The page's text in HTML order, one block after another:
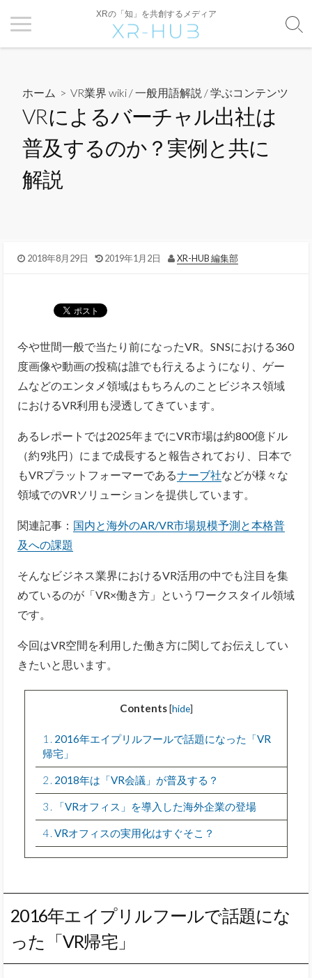
XRの「知」を共創するメディア
ホーム >VR業界 wiki / 一般用語解説 /学ぶコンテンツ
VRによるバーチャル出社は
普及するのか？実例と共に
解説
2018年8月29日 2019年1月2日 XR-HUB 編集部
今や世間一般で当たり前になったVR。SNSにおける360
度画像や動画の投稿は誰でも行えるようになり、ゲー
ムなどのエンタメ領域はもちろんのことビジネス領域
におけるVR利用も浸透してきています。
あるレポートでは2025年までにVR市場は約800億ドル
（約9兆円）にまで成長すると報告されており、日本で
もVRプラットフォーマーであるナーブ社などが様々な
領域でのVRソリューションを提供しています。
関連記事： 国内と海外のAR/VR市場規模予測と本格普
及への課題
そんなビジネス業界におけるVR活用の中でも注目を集
めているのが「VR×働き方」というワークスタイル領域
です。
今回はVR空間を利用した働き方に関してお伝えしてい
きたいと思います。
Contents [hide]
1
2016年エイプリルフールで話題になった「VR
帰宅」
2 2018年は「VR会議」が普及する？
3 「VRオフィス」を導入した海外企業の登場
4 VRオフィスの実用化はすぐそこ？
2016年エイプリルフールで話題にな
った「VR帰宅」